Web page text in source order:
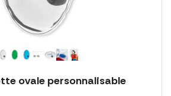
ovale personnalisable